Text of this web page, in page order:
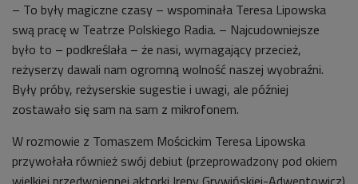
– To były magiczne czasy – wspominała Teresa Lipowska
swą pracę w Teatrze Polskiego Radia. – Najcudowniejsze
było to – podkreślała – że nasi, wymagający przecież,
reżyserzy dawali nam ogromną wolność naszej wyobraźni.
Były próby, reżyserskie sugestie i uwagi, ale później
zostawało się sam na sam z mikrofonem.
W rozmowie z Tomaszem Mościckim Teresa Lipowska
przywołała również swój debiut (przeprowadzony pod okiem